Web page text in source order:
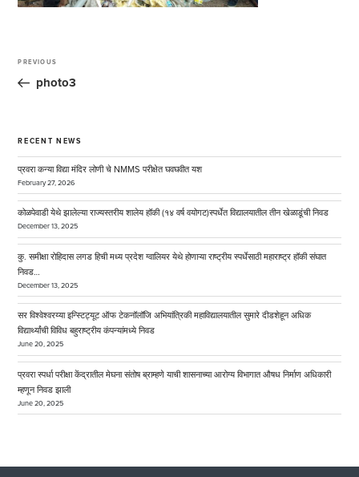
navigation
Previous
Post
PREVIOUS
photo3
RECENT NEWS
प्रवरा कन्या विद्या मंदिर लोणी चे NMMS परीक्षेत घवघवीत यश
February 27, 2026
कोळपेवाडी येथे झालेल्या राज्यस्तरीय शालेय हॉकी (१४ वर्ष वयोगट)स्पर्धेत विद्यालयातील तीन खेळाडूंची निवड
December 13, 2025
कु. समीक्षा रोहिदास लगड हिची मध्य प्रदेश ग्वालियर येथे होणाऱ्या राष्ट्रीय स्पर्धेसाठी महाराष्ट्र हॉकी संघात
निवड…
December 13, 2025
सर विश्वेश्वरय्या इन्स्टिट्यूट ऑफ टेकनॉलॉजि अभियांत्रिकी महाविद्यालयातील सुमारे दीडशेहून अधिक
विद्यार्थ्यांची विविध बहुराष्ट्रीय कंपन्यांमध्ये निवड
June 20, 2025
प्रवरा स्पर्धा परीक्षा केंद्रातील मेघना संतोष ब्राम्हणे याची शासनाच्या आरोग्य विभागात औषध निर्माण अधिकारी
म्हणून निवड झाली
June 20, 2025